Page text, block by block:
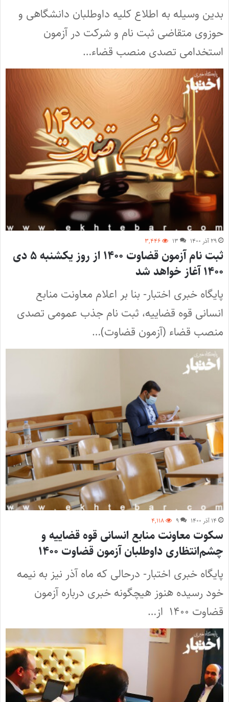
بدین وسیله به اطلاع کلیه داوطلبان دانشگاهی و
حوزوی متقاضی ثبت نام و شرکت در آزمون
استخدامی تصدی منصب قضاء…
۲۹ آذر ۱۴۰۰ ۱۳ ۳,۴۴۶
ثبت نام آزمون قضاوت ۱۴۰۰ از روز یکشنبه ۵ دی
۱۴۰۰ آغاز خواهد شد
پایگاه خبری اختبار- بنا بر اعلام معاونت منابع
انسانی قوه قضاییه، ثبت نام جذب عمومی تصدی
منصب قضاء (آزمون قضاوت)…
۱۴ آذر ۱۴۰۰ ۹ ۴,۱۱۸
سکوت معاونت منابع انسانی قوه قضاییه و
چشم‌انتظاری داوطلبان آزمون قضاوت ۱۴۰۰
پایگاه خبری اختبار- درحالی که ماه آذر نیز به نیمه
خود رسیده هنوز هیچگونه خبری درباره آزمون
قضاوت ۱۴۰۰ از…